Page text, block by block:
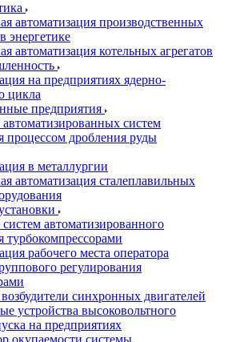
автоматизация производственных
энергетике
автоматизация котельных агрегатов
на предприятиях ядерно-
цикла
предприятия
систем
процессом дробления руды
в металлургии
автоматизация сталеплавильных
автоматизированного
турбокомпрессорами
рабочего места оператора
регулирования
синхронных двигателей
устройства высоковольтного
на предприятиях
окупаемости системы